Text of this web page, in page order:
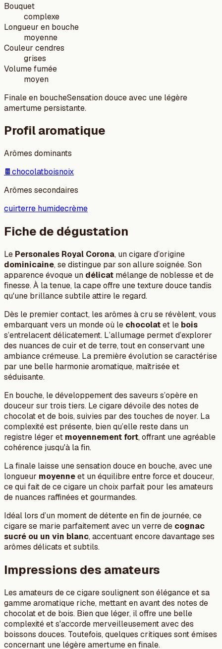
Bouquet
complexe
Longueur en bouche
moyenne
Couleur cendres
grises
Volume fumée
moyen
Finale en boucheSensation douce avec une légère
amertume persistante.
Profil aromatique
Arômes dominants
🍫chocolatboisnoix
Arômes secondaires
cuirterre humidecrème
Fiche de dégustation
Le Personales Royal Corona, un cigare d’origine
dominicaine, se distingue par son allure soignée. Son
apparence évoque un délicat mélange de noblesse et de
finesse. À la tenue, la cape offre une texture douce tandis
qu'une brillance subtile attire le regard.
Dès le premier contact, les arômes à cru se révèlent, vous
embarquant vers un monde où le chocolatet le bois
s’entrelacent délicatement. L’allumage permet d’explorer
des nuances de cuir et de terre, tout en conservant une
ambiance crémeuse. La première évolution se caractérise
par une belle harmonie aromatique, maîtrisée et
séduisante.
En bouche, le développement des saveurs s’opère en
douceur sur trois tiers. Le cigare dévoile des notes de
chocolat et de bois, suivies par des touches de noyer. La
complexité est présente, bien qu’elle reste dans un
registre léger et moyennement fort, offrant une agréable
cohérence jusqu'à la fin.
La finale laisse une sensation douce en bouche, avec une
longueur moyenneet un équilibre entre force et douceur,
ce qui fait de ce cigare un choix parfait pour les amateurs
de nuances raffinées et gourmandes.
Idéal lors d’un moment de détente en fin de journée, ce
cigare se marie parfaitement avec un verre de cognac
sucré ou un vin blanc, accentuant encore davantage ses
arômes délicats et subtils.
Impressions des amateurs
Les amateurs de ce cigare soulignent son élégance et sa
gamme aromatique riche, mettant en avant des notes de
chocolat et de bois. Bien que léger, il offre une belle
complexité et s'accorde merveilleusement avec des
boissons douces. Toutefois, quelques critiques sont émises
concernant une légère amertume en finale.